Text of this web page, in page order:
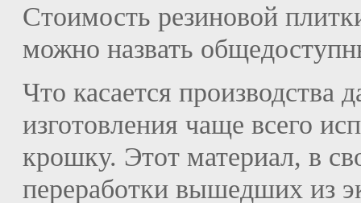
Стоимость резиновой
можно назвать
Что касается производства
изготовления чаще всего
крошку. Этот материал, в
переработки вышедших из